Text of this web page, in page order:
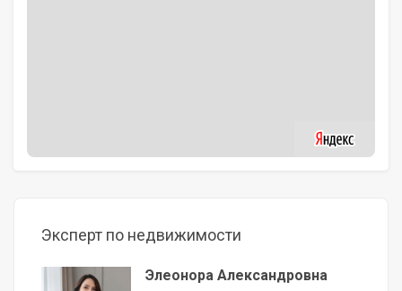
Эксперт по недвижимости
Элеонора Александровна